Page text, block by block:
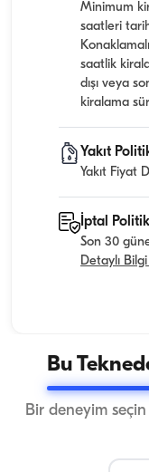
Minimum
saatleri
saatlik
dışı veya
kiralama
Yakıt
Yakıt Fiyat
İptal
Son 30
Detaylı
Bu
Bir deneyim